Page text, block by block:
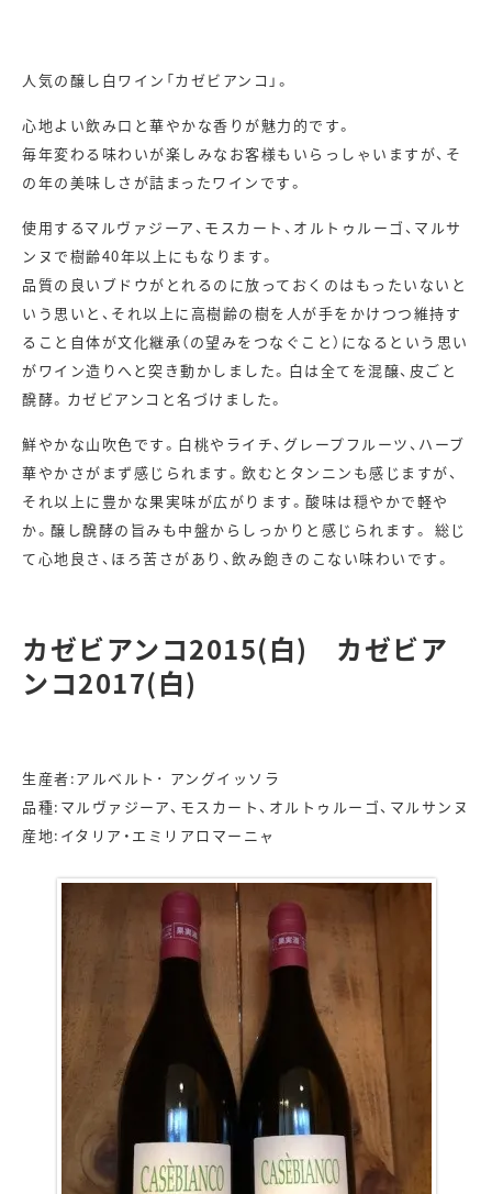
人気の醸し白ワイン「カゼビアンコ」。
心地よい飲み口と華やかな香りが魅力的です。
毎年変わる味わいが楽しみなお客様もいらっしゃいますが、そ
の年の美味しさが詰まったワインです。
使用するマルヴァジーア、モスカート、オルトゥルーゴ、マルサ
ンヌで樹齢40年以上にもなります。
品質の良いブドウがとれるのに放っておくのはもったいないと
いう思いと、それ以上に高樹齢の樹を人が手をかけつつ維持す
ること自体が文化継承（の望みをつなぐこと）になるという思い
がワイン造りへと突き動かしました。白は全てを混醸、皮ごと
醗酵。カゼビアンコと名づけました。
鮮やかな山吹色です。白桃やライチ、グレープフルーツ、ハーブ
華やかさがまず感じられます。飲むとタンニンも感じますが、
それ以上に豊かな果実味が広がります。酸味は穏やかで軽や
か。醸し醗酵の旨みも中盤からしっかりと感じられます。 総じ
て心地良さ、ほろ苦さがあり、飲み飽きのこない味わいです。
カゼビアンコ2015(白) カゼビア
ンコ2017(白)
生産者:アルベルト･ アングイッソラ
品種:マルヴァジーア、モスカート、オルトゥルーゴ、マルサンヌ
産地:イタリア・エミリアロマーニャ